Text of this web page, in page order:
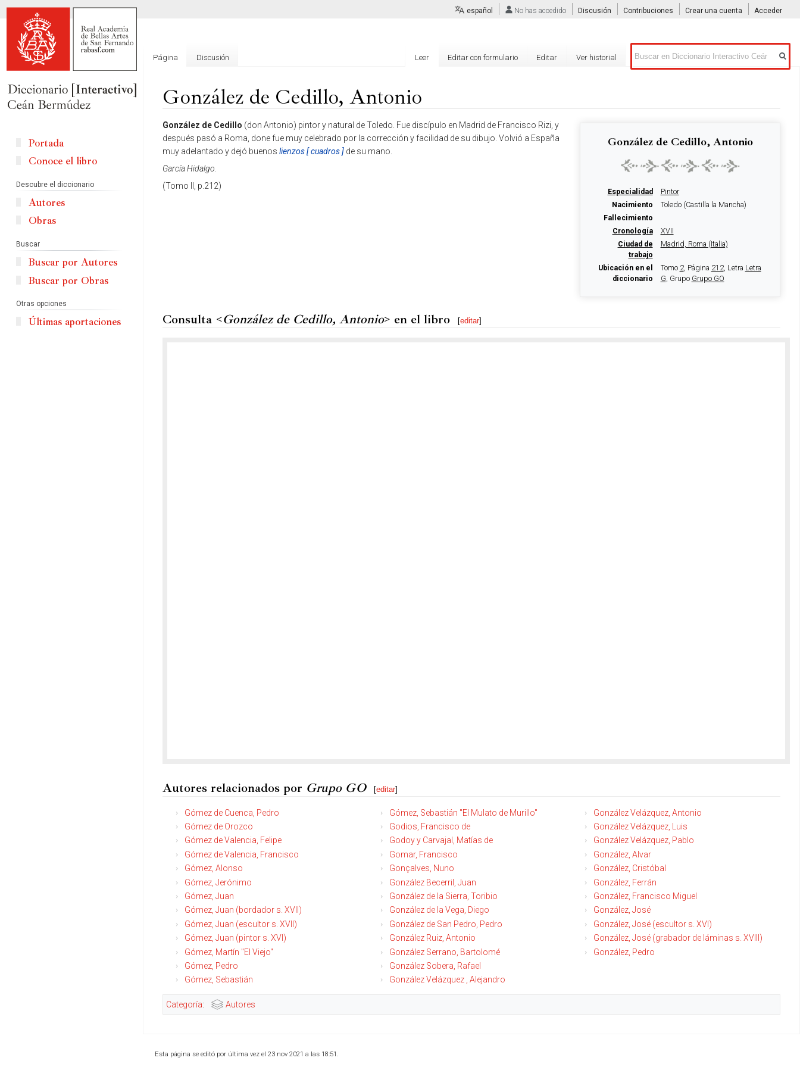
González de Cedillo, Antonio
Ir
a
la
navegación
Ir
a
la
búsqueda
González de Cedillo, Antonio
Especialidad
Pintor
Nacimiento
Toledo (Castilla la Mancha)
Fallecimiento
Cronología
XVII
Ciudad de
trabajo
Madrid, Roma (Italia)
Ubicación en el
diccionario
Tomo 2, Página 212, Letra Letra
G, Grupo Grupo GO
González de Cedillo (don Antonio) pintor y natural de Toledo. Fue discípulo en Madrid de Francisco Rizi, y
después pasó a Roma, done fue muy celebrado por la corrección y facilidad de su dibujo. Volvió a España
muy adelantado y dejó buenos lienzos [ cuadros ] de su mano.
García Hidalgo.
(Tomo II, p.212)
Consulta <González de Cedillo, Antonio> en el libro [editar]
Autores relacionados por Grupo GO [editar]
Gómez de Cuenca, Pedro
Gómez de Orozco
Gómez de Valencia, Felipe
Gómez de Valencia, Francisco
Gómez, Alonso
Gómez, Jerónimo
Gómez, Juan
Gómez, Juan (bordador s. XVII)
Gómez, Juan (escultor s. XVII)
Gómez, Juan (pintor s. XVI)
Gómez, Martín "El Viejo"
Gómez, Pedro
Gómez, Sebastián
Gómez, Sebastián "El Mulato de Murillo"
Godios, Francisco de
Godoy y Carvajal, Matías de
Gomar, Francisco
Gonçalves, Nuno
González Becerril, Juan
González de la Sierra, Toribio
González de la Vega, Diego
González de San Pedro, Pedro
González Ruiz, Antonio
González Serrano, Bartolomé
González Sobera, Rafael
González Velázquez , Alejandro
González Velázquez, Antonio
González Velázquez, Luis
González Velázquez, Pablo
González, Alvar
González, Cristóbal
González, Ferrán
González, Francisco Miguel
González, José
González, José (escultor s. XVI)
González, José (grabador de láminas s. XVIII)
González, Pedro
Categoría: Autores
español No has accedido Discusión Contribuciones Crear una cuenta Acceder
Página Discusión Leer Editar con formulario Editar Ver historial
Buscar
Portada
Conoce el libro
Descubre el diccionario
Autores
Obras
Buscar
Buscar por Autores
Buscar por Obras
Otras opciones
Últimas aportaciones
Esta página se editó por última vez el 23 nov 2021 a las 18:51.